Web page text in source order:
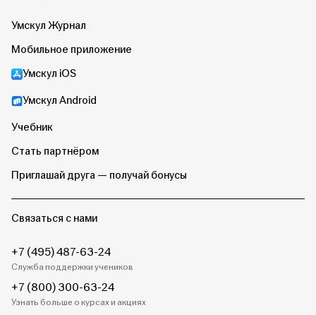
Умскул Журнал
Мобильное приложение
Умскул iOS
Умскул Android
Учебник
Стать партнёром
Приглашай друга — получай бонусы
Связаться с нами
+7 (495) 487-63-24
Служба поддержки учеников
+7 (800) 300-63-24
Узнать больше о курсах и акциях